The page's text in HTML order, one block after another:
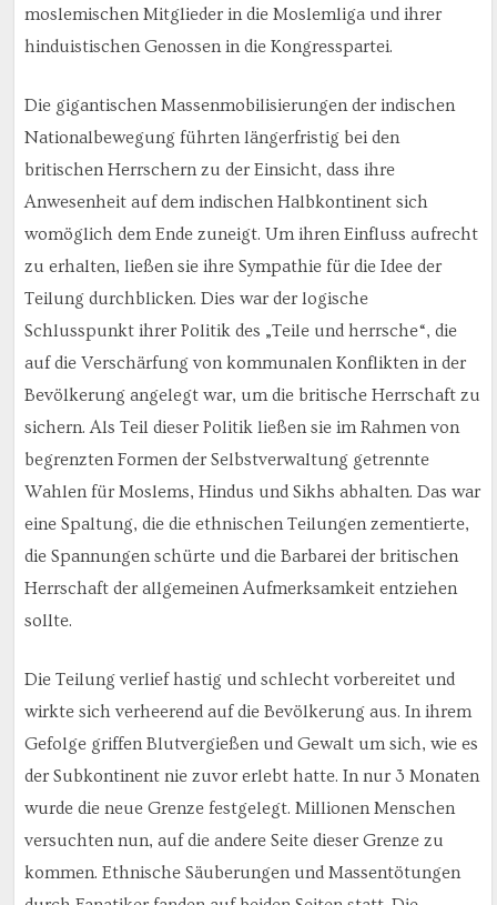
moslemischen Mitglieder in die Moslemliga und ihrer
hinduistischen Genossen in die Kongresspartei.
Die gigantischen Massenmobilisierungen der indischen
Nationalbewegung führten längerfristig bei den
britischen Herrschern zu der Einsicht, dass ihre
Anwesenheit auf dem indischen Halbkontinent sich
womöglich dem Ende zuneigt. Um ihren Einfluss aufrecht
zu erhalten, ließen sie ihre Sympathie für die Idee der
Teilung durchblicken. Dies war der logische
Schlusspunkt ihrer Politik des „Teile und herrsche“, die
auf die Verschärfung von kommunalen Konflikten in der
Bevölkerung angelegt war, um die britische Herrschaft zu
sichern. Als Teil dieser Politik ließen sie im Rahmen von
begrenzten Formen der Selbstverwaltung getrennte
Wahlen für Moslems, Hindus und Sikhs abhalten. Das war
eine Spaltung, die die ethnischen Teilungen zementierte,
die Spannungen schürte und die Barbarei der britischen
Herrschaft der allgemeinen Aufmerksamkeit entziehen
sollte.
Die Teilung verlief hastig und schlecht vorbereitet und
wirkte sich verheerend auf die Bevölkerung aus. In ihrem
Gefolge griffen Blutvergießen und Gewalt um sich, wie es
der Subkontinent nie zuvor erlebt hatte. In nur 3 Monaten
wurde die neue Grenze festgelegt. Millionen Menschen
versuchten nun, auf die andere Seite dieser Grenze zu
kommen. Ethnische Säuberungen und Massentötungen